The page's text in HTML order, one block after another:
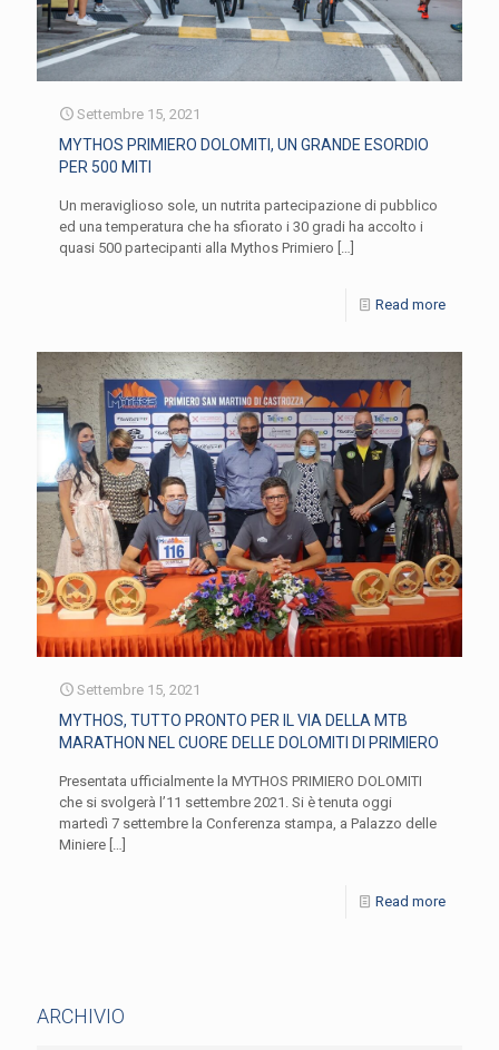
Settembre 15, 2021
MYTHOS PRIMIERO DOLOMITI, UN GRANDE ESORDIO
PER 500 MITI
Un meraviglioso sole, un nutrita partecipazione di pubblico
ed una temperatura che ha sfiorato i 30 gradi ha accolto i
quasi 500 partecipanti alla Mythos Primiero
Read more
Settembre 15, 2021
MYTHOS, TUTTO PRONTO PER IL VIA DELLA MTB
MARATHON NEL CUORE DELLE DOLOMITI DI PRIMIERO
Presentata ufficialmente la MYTHOS PRIMIERO DOLOMITI
che si svolgerà l’11 settembre 2021. Si è tenuta oggi
martedì 7 settembre la Conferenza stampa, a Palazzo delle
Miniere […]
Read more
ARCHIVIO